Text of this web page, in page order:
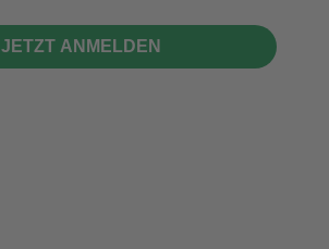
JETZT ANMELDEN